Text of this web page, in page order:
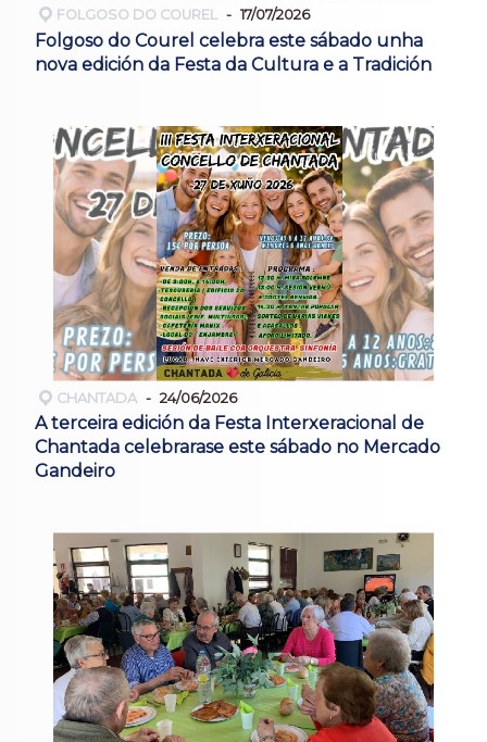
FOLGOSO DO COUREL 17/07/2026
Folgoso do Courel celebra este sábado unha
nova edición da Festa da Cultura e a Tradición
CHANTADA 24/06/2026
A terceira edición da Festa Interxeracional de
Chantada celebrarase este sábado no Mercado
Gandeiro